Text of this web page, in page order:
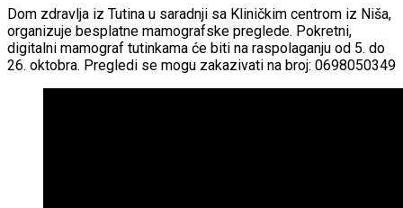
Dom zdravlja iz Tutina u saradnji sa Kliničkim centrom iz Niša,
organizuje besplatne mamografske preglede. Pokretni,
digitalni mamograf tutinkama će biti na raspolaganju od 5. do
26. oktobra. Pregledi se mogu zakazivati na broj: 0698050349